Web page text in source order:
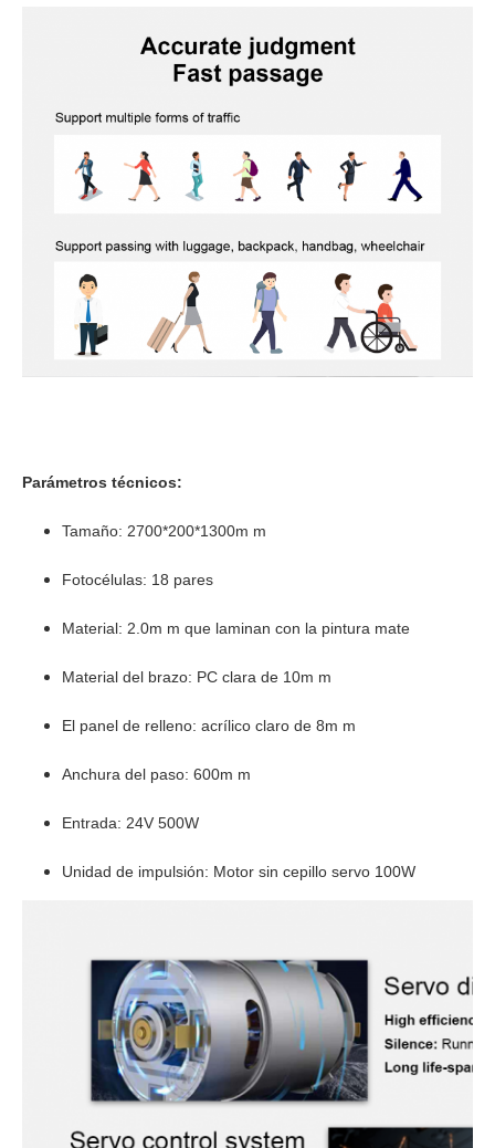
Parámetros técnicos:
Tamaño: 2700*200*1300m m
Fotocélulas: 18 pares
Material: 2.0m m que laminan con la pintura mate
Material del brazo: PC clara de 10m m
El panel de relleno: acrílico claro de 8m m
Anchura del paso: 600m m
Entrada: 24V 500W
Unidad de impulsión: Motor sin cepillo servo 100W